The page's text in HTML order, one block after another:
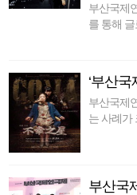
부산국제
를 통해 글
‘부산
부산국제
는 사례가
부산국